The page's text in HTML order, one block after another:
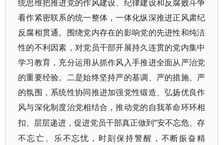
统思维把推进党的作风建设、纪律建设和反腐败斗争
看作紧密联系的统一整体，一体化纵深推进正风肃纪
反腐相贯通。围绕党内存在的影响党的先进性和纯洁
性的不利因素，对党员干部开展持久连贯的党内集中
学习教育，充分运用从抓作风入手推进全面从严治党
的重要经验。二是始终坚持严的基调、严的措施、严
的氛围，系统性协同推进加强党性锻造、弘扬优良作
风与深化制度治党相结合，推动党的自我革命环环相
扣、层层递进，促进党员干部真正做到“安不忘危、存
不忘亡、乐不忘忧，时刻保持警醒，不断振奋精